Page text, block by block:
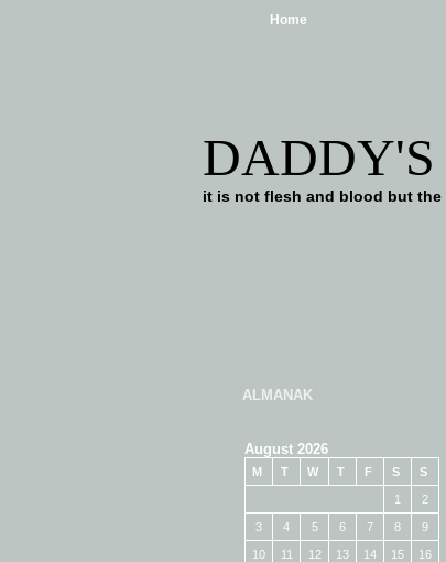
Home
it is not flesh and blood but
ALMANAK
August 2026
M T W T F S S
1 2
3 4 5 6 7 8 9
10 11 12 13 14 15 16